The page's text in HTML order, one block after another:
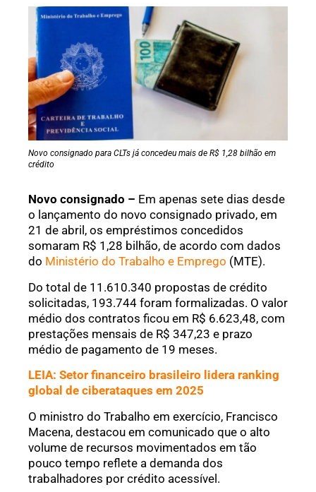
Novo consignado para CLTs já concedeu mais de R$ 1,28 bilhão em
crédito
Novo consignado – Em apenas sete dias desde
o lançamento do novo consignado privado, em
21 de abril, os empréstimos concedidos
somaram R$ 1,28 bilhão, de acordo com dados
do Ministério do Trabalho e Emprego (MTE).
Do total de 11.610.340 propostas de crédito
solicitadas, 193.744 foram formalizadas. O valor
médio dos contratos ficou em R$ 6.623,48, com
prestações mensais de R$ 347,23 e prazo
médio de pagamento de 19 meses.
LEIA: Setor financeiro brasileiro lidera ranking
global de ciberataques em 2025
O ministro do Trabalho em exercício, Francisco
Macena, destacou em comunicado que o alto
volume de recursos movimentados em tão
pouco tempo reflete a demanda dos
trabalhadores por crédito acessível.